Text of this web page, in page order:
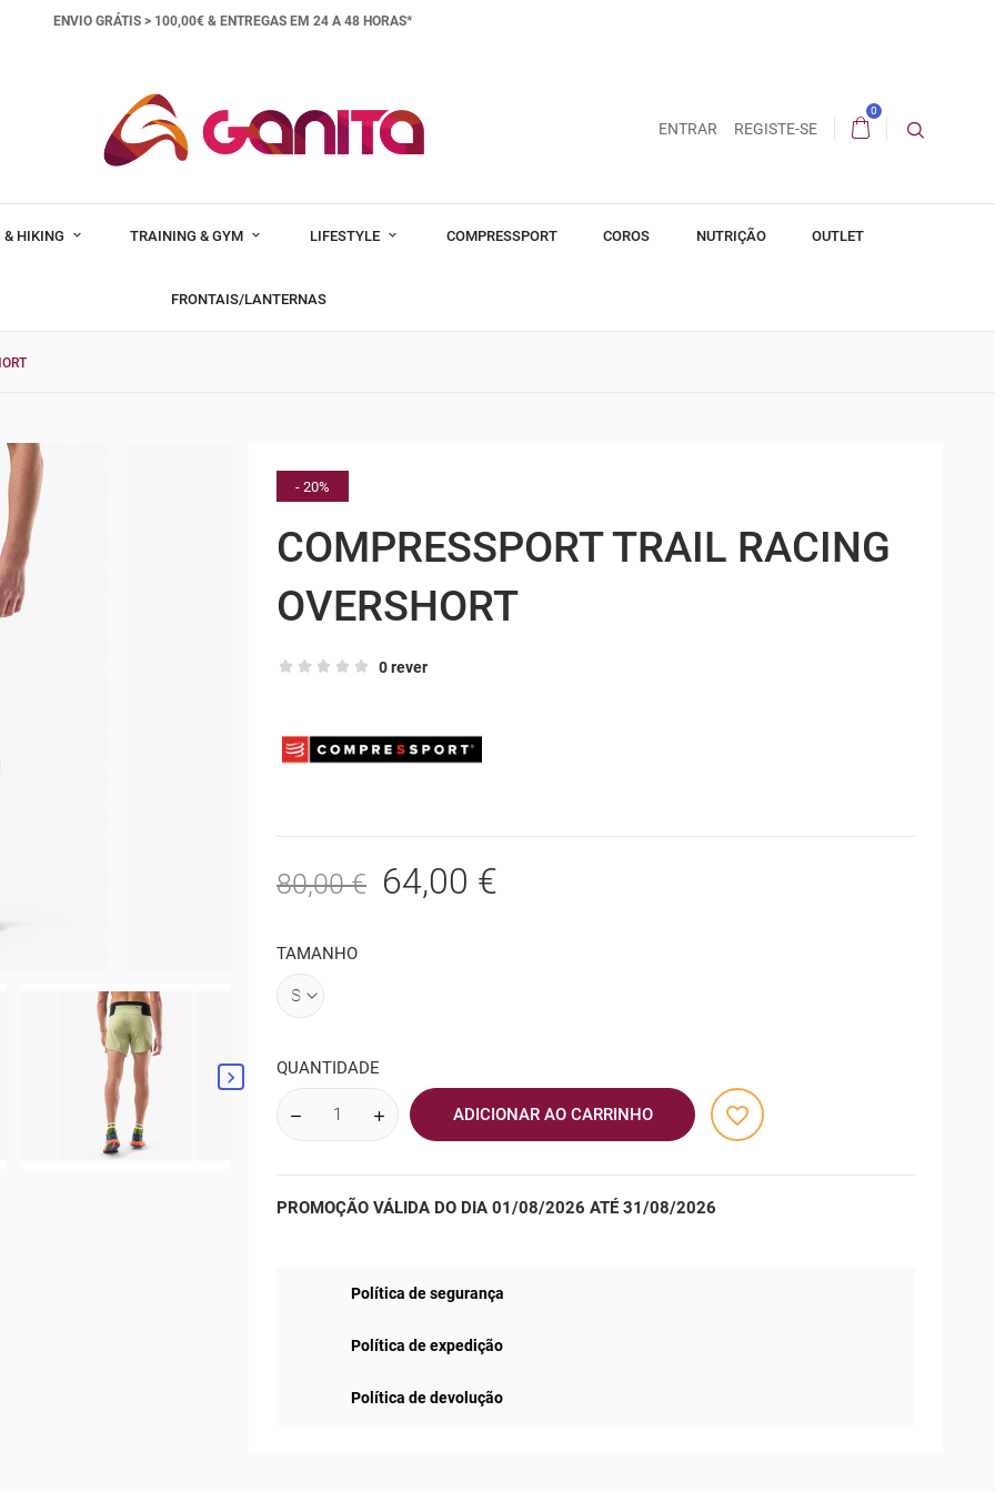
ENVIO GRÁTIS > 100,00€ & ENTREGAS EM 24 A 48 HORAS*
ENTRAR REGISTE-SE
0
& HIKING TRAINING & GYM LIFESTYLE COMPRESSPORT COROS NUTRIÇÃO OUTLET
FRONTAIS/LANTERNAS

- 20%
COMPRESSPORT TRAIL RACING
OVERSHORT
0 rever
80,00 € 64,00 €
TAMANHO
QUANTIDADE
ADICIONAR AO CARRINHO favorite_border
PROMOÇÃO VÁLIDA DO DIA 01/08/2026 ATÉ 31/08/2026
Política de segurança
Política de expedição
Política de devolução